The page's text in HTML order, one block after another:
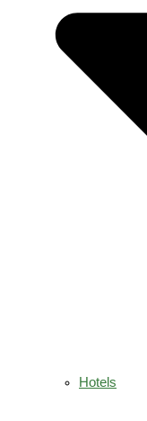
Hotels